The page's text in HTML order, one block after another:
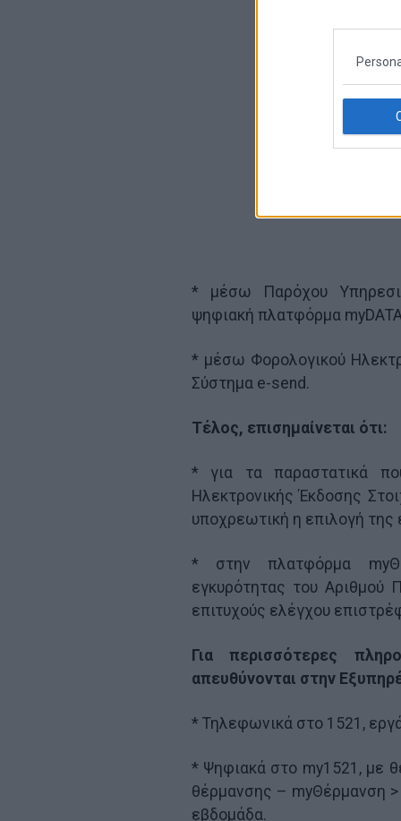
* μέσω Παρόχου
ψηφιακή πλατφόρμα
* μέσω Φορολογικού
Σύστημα e-send.
Τέλος, επισημαίνεται ότι:
* για τα παραστατικά
Ηλεκτρονικής Έκδοσης
υποχρεωτική η επιλογή της
* στην πλατφόρμα
εγκυρότητας του Αριθμού
επιτυχούς ελέγχου
Για περισσότερες
απευθύνονται στην
* Τηλεφωνικά στο 1521,
* Ψηφιακά στο my1521, με
θέρμανσης – myΘέρμανση
εβδομάδα.